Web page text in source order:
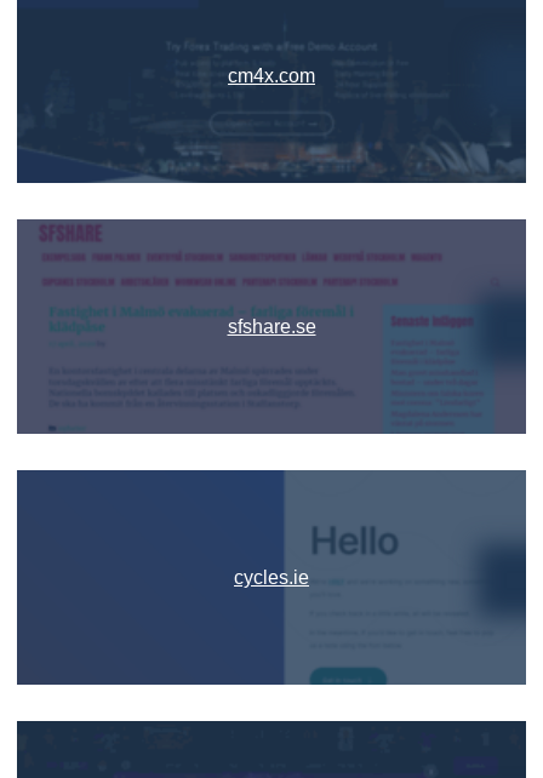
cm4x.com
sfshare.se
cycles.ie